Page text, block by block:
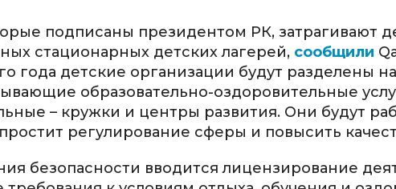
подписаны президентом РК, затрагивают
стационарных детских лагерей, сообщили
года детские организации будут разделены
образовательно-оздоровительные
– кружки и центры развития. Они будут
регулирование сферы и повысить
безопасности вводится лицензирование